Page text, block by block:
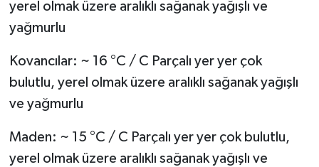
yerel olmak üzere aralıklı sağanak yağışlı ve
yağmurlu
Kovancılar: ~ 16 °C / C Parçalı yer yer çok
bulutlu, yerel olmak üzere aralıklı sağanak yağışlı
ve yağmurlu
Maden: ~ 15 °C / C Parçalı yer yer çok bulutlu,
yerel olmak üzere aralıklı sağanak yağışlı ve